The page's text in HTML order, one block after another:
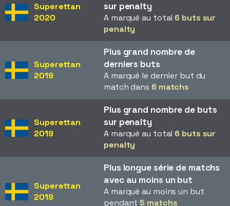
Superettan
2020
sur penalty
A marqué au total 6 buts sur
penalty
Superettan
2019
Plus grand nombre de
derniers buts
A marqué le dernier but du
match dans 6 matchs
Superettan
2019
Plus grand nombre de buts
sur penalty
A marqué au total 6 buts sur
penalty
Superettan
2019
Plus longue série de matchs
avec au moins un but
A marqué au moins un but
pendant 5 matchs